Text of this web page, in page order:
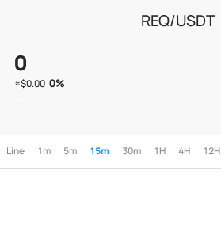
REQ/USDT
0
≈$0.00 0%
Line 1m 5m 15m 30m 1H 4H 12H